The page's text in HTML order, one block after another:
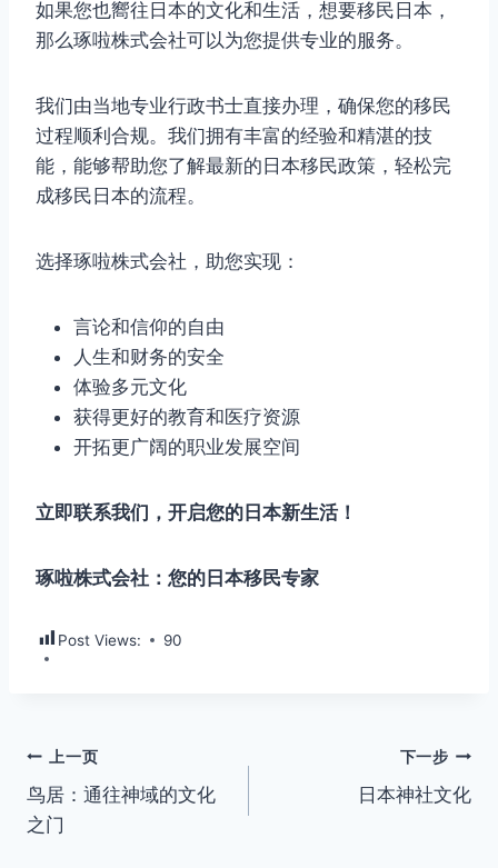
如果您也嚮往日本的文化和生活，想要移民日本，
那么琢啦株式会社可以为您提供专业的服务。
我们由当地专业行政书士直接办理，确保您的移民
过程顺利合规。我们拥有丰富的经验和精湛的技
能，能够帮助您了解最新的日本移民政策，轻松完
成移民日本的流程。
选择琢啦株式会社，助您实现：
言论和信仰的自由
人生和财务的安全
体验多元文化
获得更好的教育和医疗资源
开拓更广阔的职业发展空间
立即联系我们，开启您的日本新生活！
琢啦株式会社：您的日本移民专家
Post Views: 90
文
章
上一页
鸟居：通往神域的文化
之门
下一步
日本神社文化